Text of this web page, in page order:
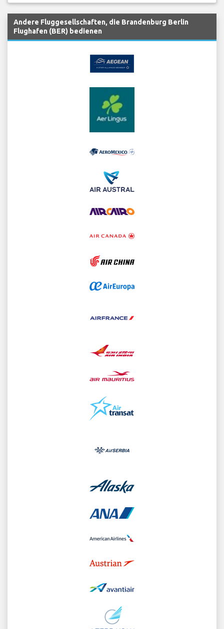
Andere Fluggesellschaften, die Brandenburg Berlin
Flughafen (BER) bedienen